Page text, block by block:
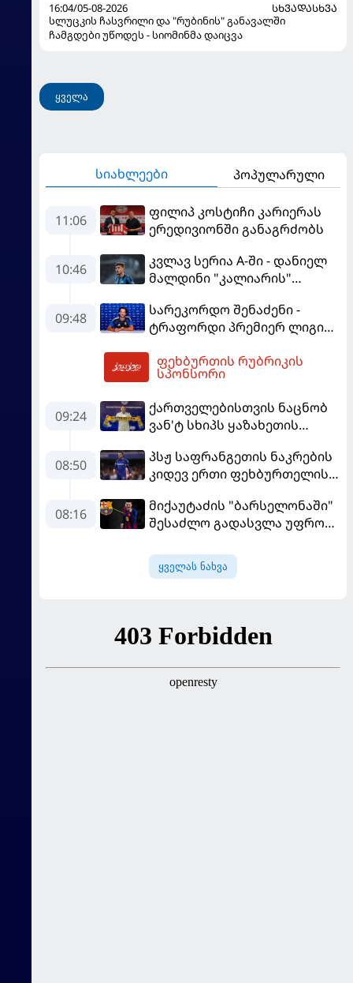
16:04/05-08-2026
ᲡᲮᲕᲐᲓᲐᲡᲮᲕᲐ
სლუცკის ჩასვრილი და "რუბინის" განავალში
ჩამგდები უწოდეს - სიომინმა დაიცვა
ყველა
სიახლეები პოპულარული
11:06
ფილიპ კოსტიჩი კარიერას
ერედივიონში განაგრძობს
10:46
კვლავ სერია A-ში - დანიელ
მალდინი "კალიარის"
09:48
სარეკორდო შენაძენი -
ტრაფორდი პრემიერ ლიგის
ფეხბურთის რუბრიკის
სპონსორი
09:24
ქართველებისთვის ნაცნობ
ვან'ტ სხიპს ყაზახეთის
08:50
პსჟ საფრანგეთის ნაკრების
კიდევ ერთი ფეხბურთელის
08:16
მიქაუტაძის "ბარსელონაში"
შესაძლო გადასვლა უფრო
ესაუბრა ქართველი
კატალონიელთა მთავარ
ყველას ნახვა